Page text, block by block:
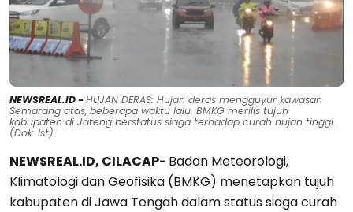
NEWSREAL.ID -HUJAN DERAS: Hujan deras mengguyur kawasan
Semarang atas, beberapa waktu lalu. BMKG merilis tujuh
kabupaten di Jateng berstatus siaga terhadap curah hujan tinggi .
(Dok: Ist)
NEWSREAL.ID, CILACAP- Badan Meteorologi,
Klimatologi dan Geofisika (BMKG) menetapkan tujuh
kabupaten di Jawa Tengah dalam status siaga curah